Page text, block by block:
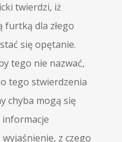
twierdzi, iż
furtką dla złego
się opętanie.
tego nie nazwać,
tego stwierdzenia
chyba mogą się
z czego